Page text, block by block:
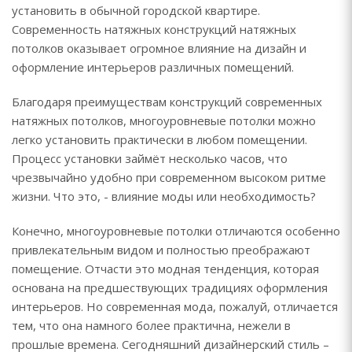
установить в обычной городской квартире.
Современность натяжных конструкций натяжных
потолков оказывает огромное влияние на дизайн и
оформление интерьеров различных помещений.
Благодаря преимуществам конструкций современных
натяжных потолков, многоуровневые потолки можно
легко установить практически в любом помещении.
Процесс установки займёт несколько часов, что
чрезвычайно удобно при современном высоком ритме
жизни. Что это, - влияние моды или необходимость?
Конечно, многоуровневые потолки отличаются особенно
привлекательным видом и полностью преображают
помещение. Отчасти это модная тенденция, которая
основана на предшествующих традициях оформления
интерьеров. Но современная мода, пожалуй, отличается
тем, что она намного более практична, нежели в
прошлые времена. Сегодняшний дизайнерский стиль –